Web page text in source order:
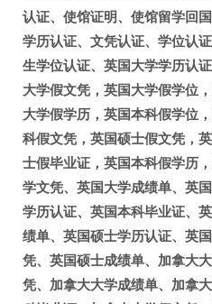
认证、使馆证明、使馆留学回
学历认证、文凭认证、学位认
生学位认证、英国大学学历认
大学假文凭，英国大学假学位
大学假学历，英国本科假学位
科假文凭，英国硕士假文凭，
士假毕业证，英国本科假学历
学文凭、英国大学成绩单、英
学历认证、英国本科毕业证、
绩单、英国硕士学历认证、英
凭、英国硕士成绩单、加拿大
凭、加拿大大学成绩单、加拿